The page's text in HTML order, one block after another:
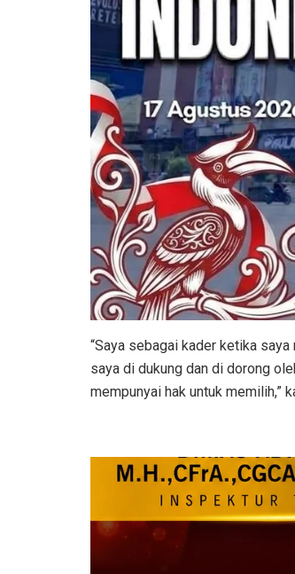
“Saya sebagai kader ketika
saya di dukung dan di dorong
mempunyai hak untuk memilih,”